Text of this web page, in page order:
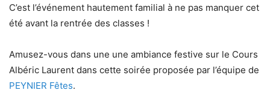
C’est l’événement hautement familial à ne pas manquer cet
été avant la rentrée des classes !
Amusez-vous dans une une ambiance festive sur le Cours
Albéric Laurent dans cette soirée proposée par l’équipe de
PEYNIER Fêtes.